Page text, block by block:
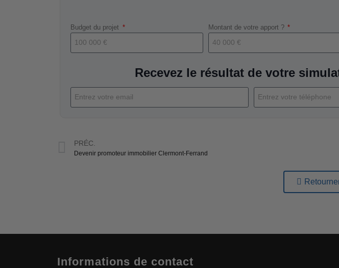
Budget du projet Montant de votre apport ?
Recevez le résultat de votre
PRÉC.
Devenir promoteur immobilier Clermont-Ferrand
Informations de contact